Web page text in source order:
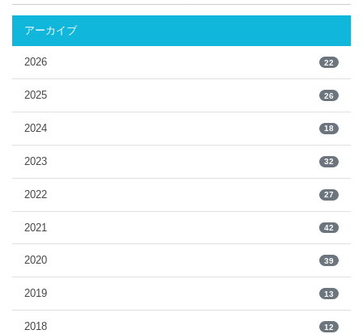
アーカイブ
2026 22
2025 26
2024 18
2023 32
2022 27
2021 42
2020 39
2019 13
2018 12